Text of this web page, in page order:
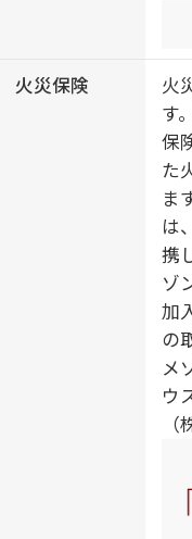
火災保険
火
す
保
た
ま
は
携
ゾ
加
の
メ
ウ